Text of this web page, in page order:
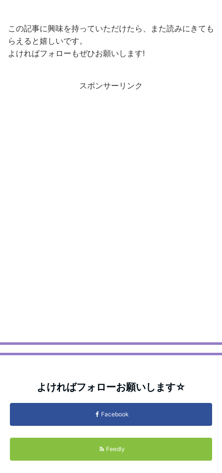
この記事に興味を持っていただけたら、また読みにきても
らえると嬉しいです。
よければフォローもぜひお願いします!
スポンサーリンク
よければフォローお願いします☆
Facebook
Feedly